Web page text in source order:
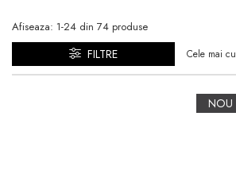
Afiseaza: 1-24 din 74 produse
FILTRE
NOU